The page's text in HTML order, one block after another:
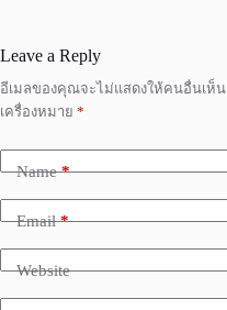
Leave a Reply
อีเมลของคุณจะไม่แสดงให้คนอื่นเห็น
เครื่องหมาย *
Name*
Email*
Website